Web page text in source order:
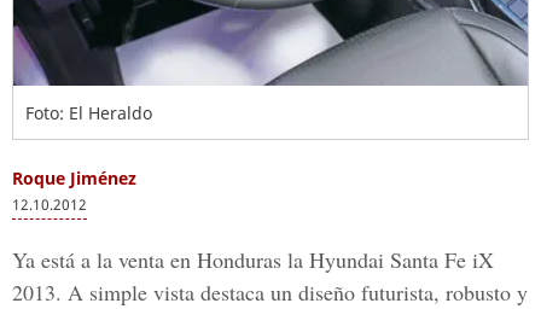
Foto: El Heraldo
Roque Jiménez
12.10.2012
Ya está a la venta en Honduras la Hyundai Santa Fe iX
2013. A simple vista destaca un diseño futurista, robusto y